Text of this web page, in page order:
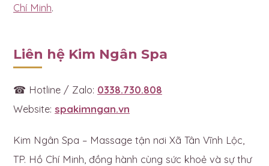
Chí Minh.
Liên hệ Kim Ngân Spa
☎ Hotline / Zalo: 0338.730.808
Website: spakimngan.vn
Kim Ngân Spa – Massage tận nơi Xã Tân Vĩnh Lộc,
TP. Hồ Chí Minh, đồng hành cùng sức khoẻ và sự thư